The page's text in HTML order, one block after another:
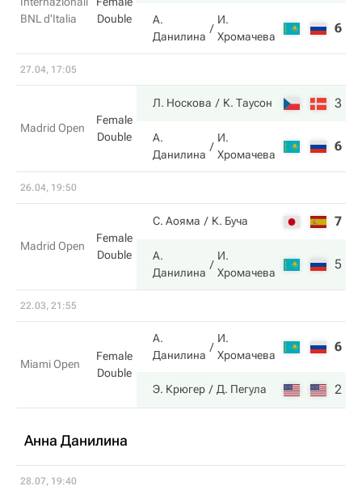
BNL d'Italia
Double
А.
Данилина
И.
Хромачева
6
27.04, 17:05
Madrid Open
Female
Double
Л. Носкова К. Таусон 3
А.
Данилина
И.
Хромачева
6
26.04, 19:50
Madrid Open
Female
Double
С. Аояма К. Буча 7
А.
Данилина
И.
Хромачева
5
22.03, 21:55
Miami Open
Female
Double
А.
Данилина
И.
Хромачева
6
Э. Крюгер Д. Пегула 2
Анна Данилина
28.07, 19:40